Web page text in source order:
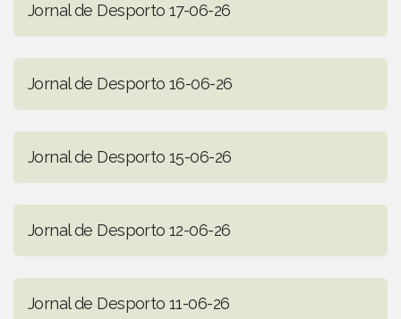
Jornal de Desporto 17-06-26
Jornal de Desporto 16-06-26
Jornal de Desporto 15-06-26
Jornal de Desporto 12-06-26
Jornal de Desporto 11-06-26